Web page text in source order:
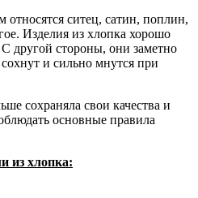
ситец, сатин, поплин,
Изделия из хлопка хорошо
другой стороны, они заметно
и сильно мнутся при
сохраняла свои качества и
основные правила
из хлопка: